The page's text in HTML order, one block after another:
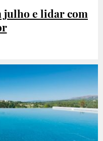
julho e lidar com